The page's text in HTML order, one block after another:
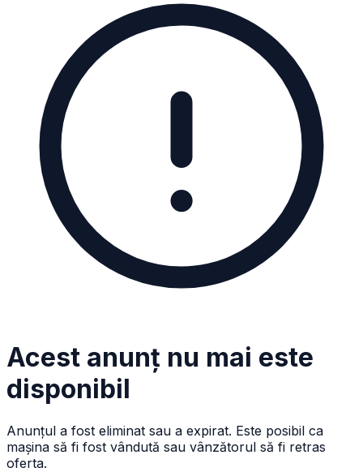
Acest anunț nu mai este
disponibil
Anunțul a fost eliminat sau a expirat. Este posibil ca
mașina să fi fost vândută sau vânzătorul să fi retras
oferta.